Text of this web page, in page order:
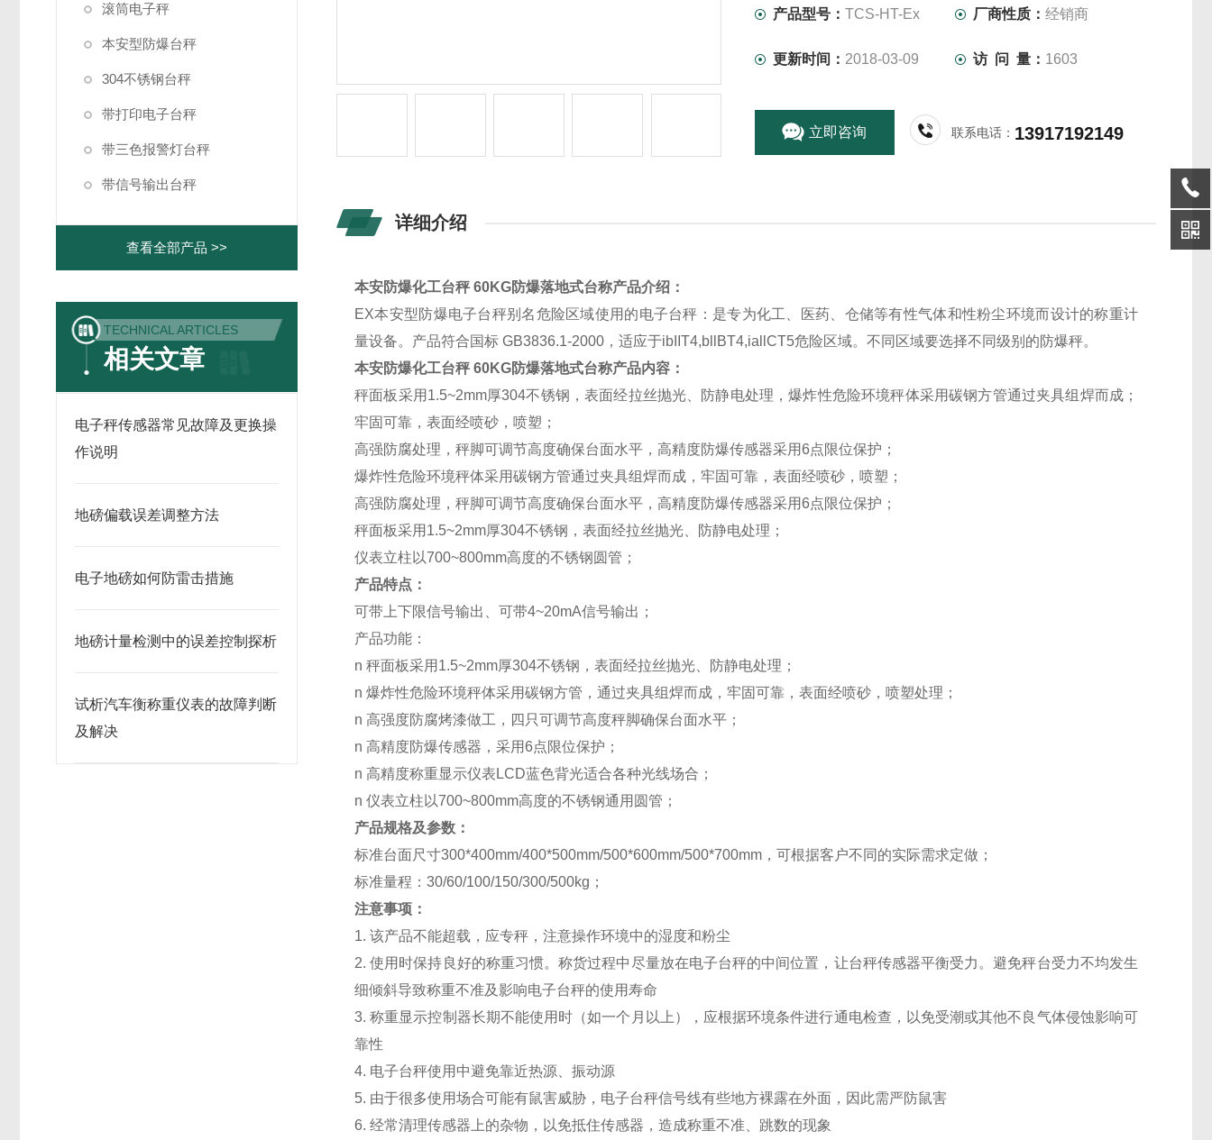
滚筒电子秤
本安型防爆台秤
304不锈钢台秤
带打印电子台秤
带三色报警灯台秤
带信号输出台秤
查看全部产品 >>
TECHNICAL ARTICLES
相关文章
电子秤传感器常见故障及更换操
作说明
地磅偏载误差调整方法
电子地磅如何防雷击措施
地磅计量检测中的误差控制探析
试析汽车衡称重仪表的故障判断
及解决
产品型号： TCS-HT-Ex 厂商性质：经销商
更新时间： 2018-03-09 访 问 量： 1603
立即咨询 联系电话： 13917192149
详细介绍
本安防爆化工台秤 60KG防爆落地式台称产品介绍：
EX本安型防爆电子台秤别名危险区域使用的电子台秤：是专为化工、医药、仓储等有性气体和性粉尘环境而设计的称重计
量设备。产品符合国标 GB3836.1-2000，适应于ibIIT4,bllBT4,iallCT5危险区域。不同区域要选择不同级别的防爆秤。
本安防爆化工台秤 60KG防爆落地式台称产品内容：
秤面板采用1.5~2mm厚304不锈钢，表面经拉丝抛光、防静电处理，爆炸性危险环境秤体采用碳钢方管通过夹具组焊而成；
牢固可靠，表面经喷砂，喷塑；
高强防腐处理，秤脚可调节高度确保台面水平，高精度防爆传感器采用6点限位保护；
爆炸性危险环境秤体采用碳钢方管通过夹具组焊而成，牢固可靠，表面经喷砂，喷塑；
高强防腐处理，秤脚可调节高度确保台面水平，高精度防爆传感器采用6点限位保护；
秤面板采用1.5~2mm厚304不锈钢，表面经拉丝抛光、防静电处理；
仪表立柱以700~800mm高度的不锈钢圆管；
产品特点：
可带上下限信号输出、可带4~20mA信号输出；
产品功能：
n 秤面板采用1.5~2mm厚304不锈钢，表面经拉丝抛光、防静电处理；
n 爆炸性危险环境秤体采用碳钢方管，通过夹具组焊而成，牢固可靠，表面经喷砂，喷塑处理；
n 高强度防腐烤漆做工，四只可调节高度秤脚确保台面水平；
n 高精度防爆传感器，采用6点限位保护；
n 高精度称重显示仪表LCD蓝色背光适合各种光线场合；
n 仪表立柱以700~800mm高度的不锈钢通用圆管；
产品规格及参数：
标准台面尺寸300*400mm/400*500mm/500*600mm/500*700mm，可根据客户不同的实际需求定做；
标准量程：30/60/100/150/300/500kg；
注意事项：
1. 该产品不能超载，应专秤，注意操作环境中的湿度和粉尘
2. 使用时保持良好的称重习惯。称货过程中尽量放在电子台秤的中间位置，让台秤传感器平衡受力。避免秤台受力不均发生
细倾斜导致称重不准及影响电子台秤的使用寿命
3. 称重显示控制器长期不能使用时（如一个月以上），应根据环境条件进行通电检查，以免受潮或其他不良气体侵蚀影响可
靠性
4. 电子台秤使用中避免靠近热源、振动源
5. 由于很多使用场合可能有鼠害威胁，电子台秤信号线有些地方裸露在外面，因此需严防鼠害
6. 经常清理传感器上的杂物，以免抵住传感器，造成称重不准、跳数的现象